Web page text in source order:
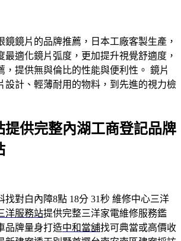
鏡鏡片的品牌推薦，日本工廠客製生產，
最適化鏡片弧度，更加提升視覺舒適度，
，提供無與倫比的性能與便利性。 鏡片
設計、輕薄耐用的物料，到先進的視力檢
提供完整內湖工商登記品牌
找對白內障8點 18分 31秒 維修中心三洋
洋服務站提供完整三洋家電維修服務鑑
品牌量身打造中和當舖找可典當或高價收